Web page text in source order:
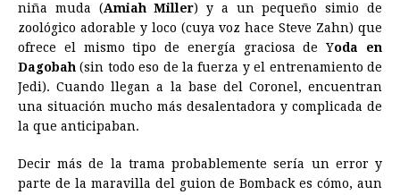
niña muda (Amiah Miller) y a un pequeño simio de
zoológico adorable y loco (cuya voz hace Steve Zahn) que
ofrece el mismo tipo de energía graciosa de Yoda en
Dagobah (sin todo eso de la fuerza y el entrenamiento de
Jedi). Cuando llegan a la base del Coronel, encuentran
una situación mucho más desalentadora y complicada de
la que anticipaban.
Decir más de la trama probablemente sería un error y
parte de la maravilla del guion de Bomback es cómo, aun